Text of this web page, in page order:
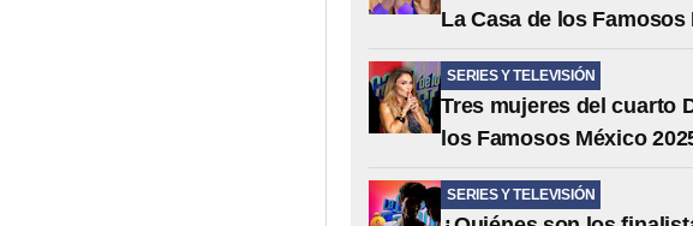
La Casa de los Famosos
SERIES Y TELEVISIÓN
Tres mujeres del cuarto
los Famosos México
SERIES Y TELEVISIÓN